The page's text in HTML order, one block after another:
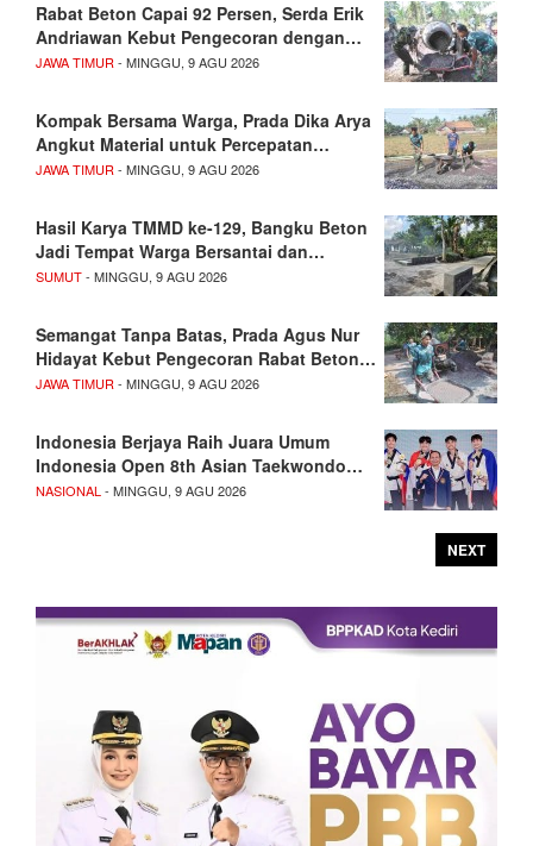
Rabat Beton Capai 92 Persen, Serda Erik
Andriawan Kebut Pengecoran dengan…
JAWA TIMUR- MINGGU, 9 AGU 2026
Kompak Bersama Warga, Prada Dika Arya
Angkut Material untuk Percepatan…
JAWA TIMUR- MINGGU, 9 AGU 2026
Hasil Karya TMMD ke-129, Bangku Beton
Jadi Tempat Warga Bersantai dan…
SUMUT- MINGGU, 9 AGU 2026
Semangat Tanpa Batas, Prada Agus Nur
Hidayat Kebut Pengecoran Rabat Beton…
JAWA TIMUR- MINGGU, 9 AGU 2026
Indonesia Berjaya Raih Juara Umum
Indonesia Open 8th Asian Taekwondo…
NASIONAL- MINGGU, 9 AGU 2026
NEXT